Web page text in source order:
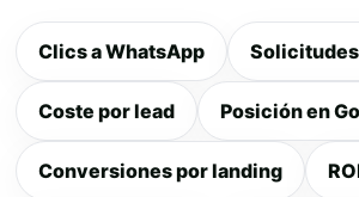
Clics a WhatsApp
Coste por lead Posición en
Conversiones por landing